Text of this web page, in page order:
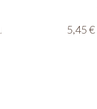
5,45€